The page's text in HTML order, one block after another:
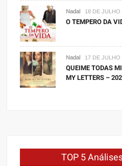
Nadal 18 DE JULHO
O TEMPERO DA
Nadal 17 DE JULHO
QUEIME TODAS
MY LETTERS –
TOP 5